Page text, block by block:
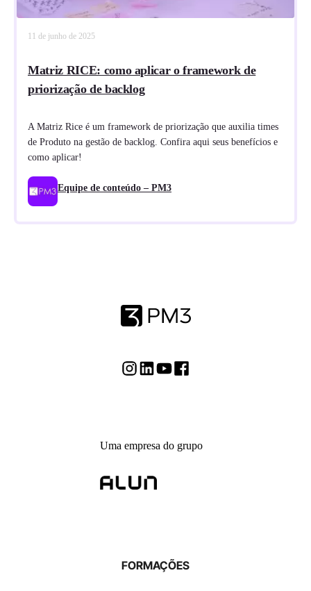
11 de junho de 2025
Matriz RICE: como aplicar o framework de
priorização de backlog
A Matriz Rice é um framework de priorização que auxilia times
de Produto na gestão de backlog. Confira aqui seus benefícios e
como aplicar!
Equipe de conteúdo – PM3
Uma empresa do grupo
FORMAÇÕES